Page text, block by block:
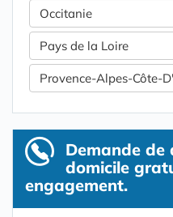
Occitanie
Pays de la Loire
Provence-Alpes-Côte-
Demande de
domicile
engagement.